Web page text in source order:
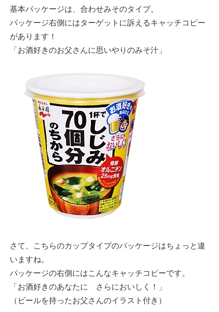
基本パッケージは、合わせみそのタイプ。
パッケージ右側にはターゲットに訴えるキャッチコピー
があります！
「お酒好きのお父さんに思いやりのみそ汁」
さて、こちらのカップタイプのパッケージはちょっと違
いますね。
パッケージの右側にはこんなキャッチコピーです。
「お酒好きのあなたに さらにおいしく！」
（ビールを持ったお父さんのイラスト付き）